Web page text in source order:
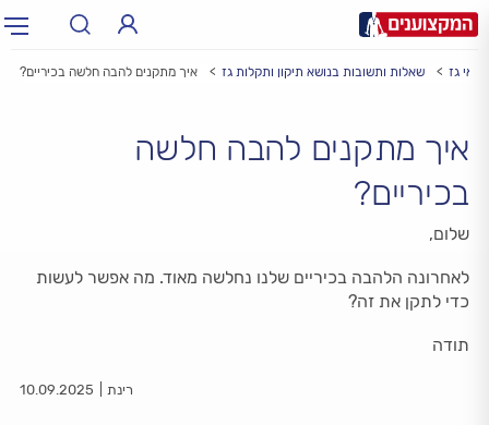
עיר: תל אביב, חיפה…
גז שאלות ותשובות בנושא תיקון ותקלות גז איך מתקנים להבה חלשה בכיריים?
איך מתקנים להבה חלשה
בכיריים?
שלום,
לאחרונה הלהבה בכיריים שלנו נחלשה מאוד. מה אפשר לעשות
כדי לתקן את זה?
תודה
רינת 10.09.2025